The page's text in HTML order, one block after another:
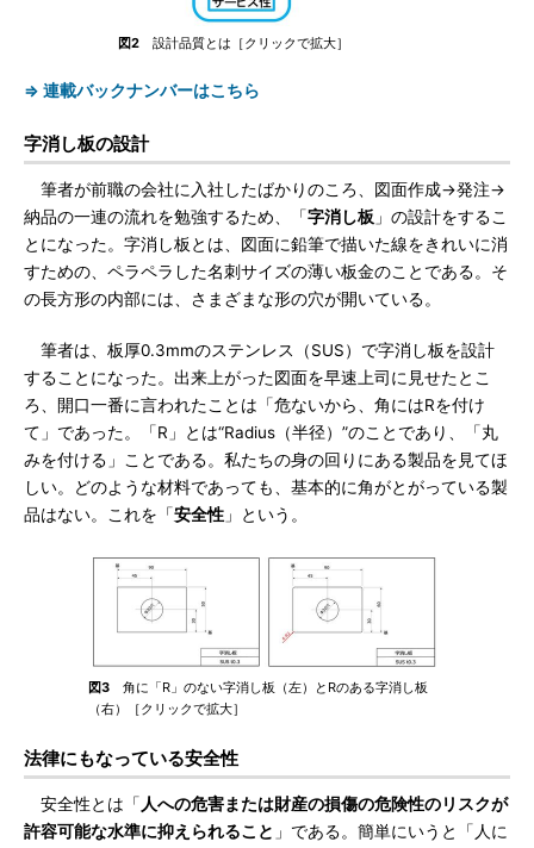
図2 設計品質とは［クリックで拡大］
⇒ 連載バックナンバーはこちら
字消し板の設計
筆者が前職の会社に入社したばかりのころ、図面作成→発注→
納品の一連の流れを勉強するため、「字消し板 」の設計をするこ
とになった。字消し板とは、図面に鉛筆で描いた線をきれいに消
すための、ペラペラした名刺サイズの薄い板金のことである。そ
の長方形の内部には、さまざまな形の穴が開いている。
筆者は、板厚0.3mmのステンレス（SUS）で字消し板を設計
することになった。出来上がった図面を早速上司に見せたとこ
ろ、開口一番に言われたことは「危ないから、角にはRを付け
て」であった。「R」とは“Radius（半径）”のことであり、「丸
みを付ける」ことである。私たちの身の回りにある製品を見てほ
しい。どのような材料であっても、基本的に角がとがっている製
品はない。これを「安全性 」という。
図3 角に「R」のない字消し板（左）とRのある字消し板
（右）［クリックで拡大］
法律にもなっている安全性
安全性とは「 人への危害または財産の損傷の危険性のリスクが
許容可能な水準に抑えられること 」である。簡単にいうと「人に